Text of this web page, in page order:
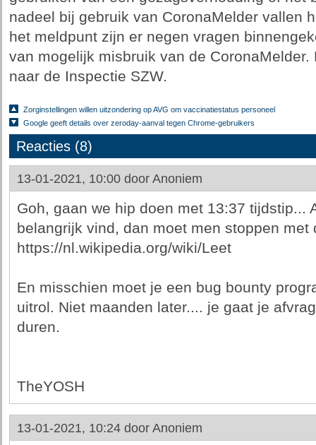
nadeel bij gebruik van CoronaMelder vallen
het meldpunt zijn er negen vragen
van mogelijk misbruik van de
naar de Inspectie SZW.
Zorginstellingen willen uitzondering op AVG om vaccinatiestatus personeel
Google geeft details over zeroday-aanval tegen Chrome-gebruikers
Reacties (8)
13-01-2021, 10:00 door Anoniem
Goh, gaan we hip doen met 13:37 tijdstip...
belangrijk vind, dan moet men stoppen met
https://nl.wikipedia.org/wiki/Leet
En misschien moet je een bug bounty
uitrol. Niet maanden later.... je gaat je
duren.
TheYOSH
13-01-2021, 10:24 door Anoniem